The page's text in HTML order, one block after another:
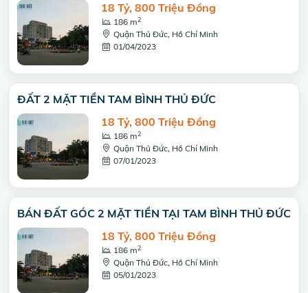
18 Tỷ, 800 Triệu Đồng
186 m2
Quận Thủ Đức, Hồ Chí Minh
01/04/2023
ĐẤT 2 MẶT TIỀN TAM BÌNH THỦ ĐỨC
18 Tỷ, 800 Triệu Đồng
186 m2
Quận Thủ Đức, Hồ Chí Minh
07/01/2023
BÁN ĐẤT GÓC 2 MẶT TIỀN TẠI TAM BÌNH THỦ ĐỨC
18 Tỷ, 800 Triệu Đồng
186 m2
Quận Thủ Đức, Hồ Chí Minh
05/01/2023